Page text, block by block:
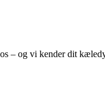
– og vi kender dit